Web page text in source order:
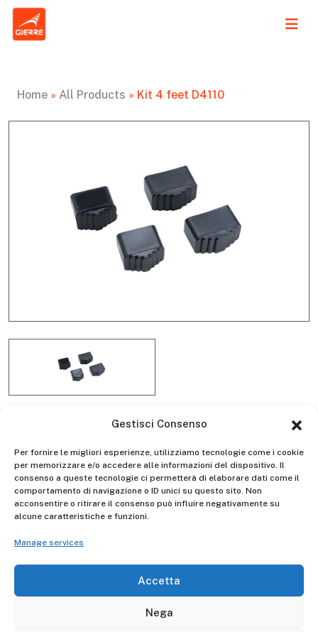
Gestisci Consenso
Per fornire le migliori esperienze, utilizziamo tecnologie come i cookie
per memorizzare e/o accedere alle informazioni del dispositivo. Il
consenso a queste tecnologie ci permetterà di elaborare dati come il
comportamento di navigazione o ID unici su questo sito. Non
acconsentire o ritirare il consenso può influire negativamente su
alcune caratteristiche e funzioni.
Manage services
Accetta
Nega
Home » All Products » Kit 4 feet D4110
Kit 4 feet D4110
Manufacturer -Gierre
Descrizione
Kit 4 feet D4110: AL130 - AL140 - AL150 - AL160 - AL170 -
AL180 - ALL144 - ALL155 - ALL166 - ALL177 - AL188